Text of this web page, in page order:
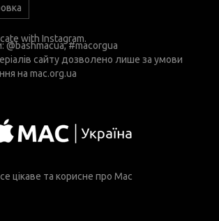
with Instagram.
@bashmacua, #macorgua
сайту дозволено лише за умови
на mac.org.ua
цікаве та корисне про Mac